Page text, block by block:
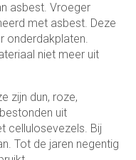
asbest. Vroeger
met asbest. Deze
onderdakplaten.
niet meer uit
zijn dun, roze,
uit
cellulosevezels. Bij
Tot de jaren negentig